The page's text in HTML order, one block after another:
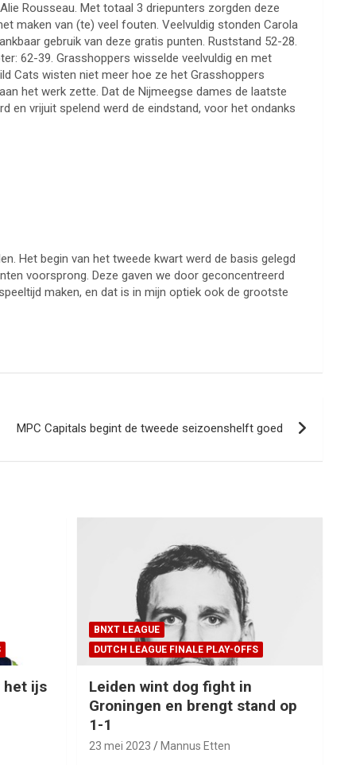
Rousseau. Met totaal 3 driepunters zorgden deze
maken van (te) veel fouten. Veelvuldig stonden Carola
gebruik van deze gratis punten. Ruststand 52-28.
62-39. Grasshoppers wisselde veelvuldig en met
Cats wisten niet meer hoe ze het Grasshoppers
het werk zette. Dat de Nijmeegse dames de laatste
en vrijuit spelend werd de eindstand, voor het ondanks
Het begin van het tweede kwart werd de basis gelegd
voorsprong. Deze gaven we door geconcentreerd
maken, en dat is in mijn optiek ook de grootste
MPC Capitals begint de tweede seizoenshelft goed
het ijs
BNXT LEAGUE
DUTCH LEAGUE FINALE PLAY-OFFS
Leiden wint dog fight in
Groningen en brengt stand op
1-1
23 mei 2023 Mannus Etten